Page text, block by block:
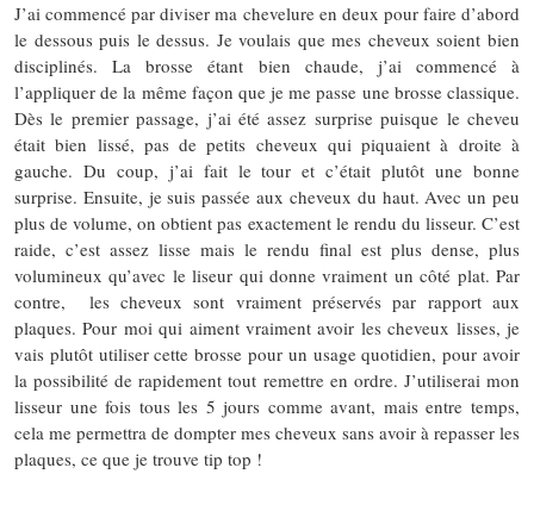
J’ai commencé par diviser ma chevelure en deux pour faire d’abord
le dessous puis le dessus. Je voulais que mes cheveux soient bien
disciplinés. La brosse étant bien chaude, j’ai commencé à
l’appliquer de la même façon que je me passe une brosse classique.
Dès le premier passage, j’ai été assez surprise puisque le cheveu
était bien lissé, pas de petits cheveux qui piquaient à droite à
gauche. Du coup, j’ai fait le tour et c’était plutôt une bonne
surprise. Ensuite, je suis passée aux cheveux du haut. Avec un peu
plus de volume, on obtient pas exactement le rendu du lisseur. C’est
raide, c’est assez lisse mais le rendu final est plus dense, plus
volumineux qu’avec le liseur qui donne vraiment un côté plat. Par
contre, les cheveux sont vraiment préservés par rapport aux
plaques. Pour moi qui aiment vraiment avoir les cheveux lisses, je
vais plutôt utiliser cette brosse pour un usage quotidien, pour avoir
la possibilité de rapidement tout remettre en ordre. J’utiliserai mon
lisseur une fois tous les 5 jours comme avant, mais entre temps,
cela me permettra de dompter mes cheveux sans avoir à repasser les
plaques, ce que je trouve tip top !